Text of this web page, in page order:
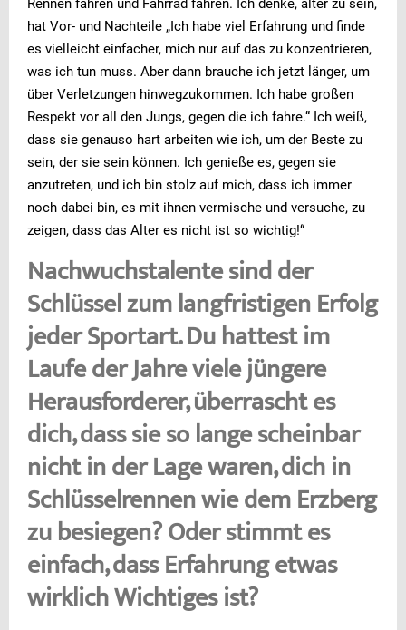
Rennen fahren und Fahrrad fahren. Ich denke, älter zu sein,
hat Vor- und Nachteile „Ich habe viel Erfahrung und finde
es vielleicht einfacher, mich nur auf das zu konzentrieren,
was ich tun muss. Aber dann brauche ich jetzt länger, um
über Verletzungen hinwegzukommen. Ich habe großen
Respekt vor all den Jungs, gegen die ich fahre.“ Ich weiß,
dass sie genauso hart arbeiten wie ich, um der Beste zu
sein, der sie sein können. Ich genieße es, gegen sie
anzutreten, und ich bin stolz auf mich, dass ich immer
noch dabei bin, es mit ihnen vermische und versuche, zu
zeigen, dass das Alter es nicht ist so wichtig!“
Nachwuchstalente sind der
Schlüssel zum langfristigen Erfolg
jeder Sportart. Du hattest im
Laufe der Jahre viele jüngere
Herausforderer, überrascht es
dich, dass sie so lange scheinbar
nicht in der Lage waren, dich in
Schlüsselrennen wie dem Erzberg
zu besiegen? Oder stimmt es
einfach, dass Erfahrung etwas
wirklich Wichtiges ist?